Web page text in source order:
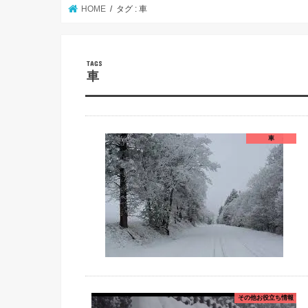
HOME タグ : 車
車
車
その他お役立ち情報